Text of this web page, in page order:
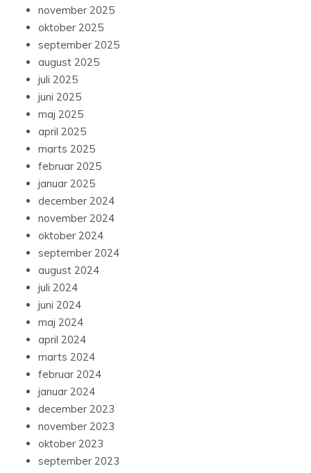
november 2025
oktober 2025
september 2025
august 2025
juli 2025
juni 2025
maj 2025
april 2025
marts 2025
februar 2025
januar 2025
december 2024
november 2024
oktober 2024
september 2024
august 2024
juli 2024
juni 2024
maj 2024
april 2024
marts 2024
februar 2024
januar 2024
december 2023
november 2023
oktober 2023
september 2023